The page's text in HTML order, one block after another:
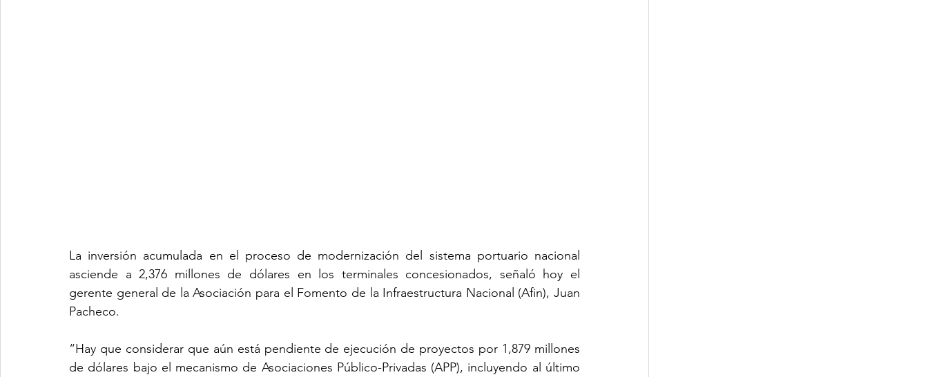
La inversión acumulada en el proceso de modernización del sistema portuario nacional
asciende a 2,376 millones de dólares en los terminales concesionados, señaló hoy el
gerente general de la Asociación para el Fomento de la Infraestructura Nacional (Afin), Juan
Pacheco.
“Hay que considerar que aún está pendiente de ejecución de proyectos por 1,879 millones
de dólares bajo el mecanismo de Asociaciones Público-Privadas (APP), incluyendo al último